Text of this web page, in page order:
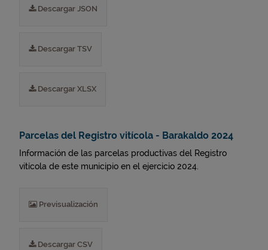
Descargar JSON
Descargar TSV
Descargar XLSX
Parcelas del Registro vitícola - Barakaldo 2024
Información de las parcelas productivas del Registro
vitícola de este municipio en el ejercicio 2024.
Previsualización
Descargar CSV